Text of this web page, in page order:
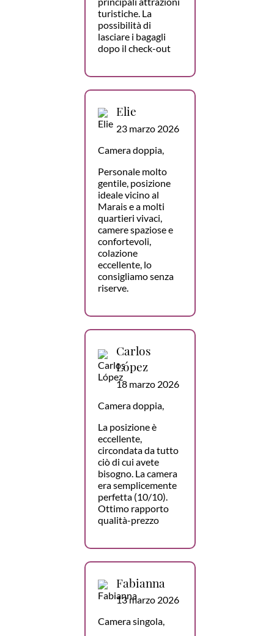
turistiche. La
possibilità di
lasciare i bagagli
dopo il check-out
Elie
23 marzo 2026
Camera doppia,
Personale molto
gentile, posizione
ideale vicino al
Marais e a molti
quartieri vivaci,
camere spaziose e
confortevoli,
colazione
eccellente, lo
consigliamo senza
riserve.
Carlos
López
18 marzo 2026
Camera doppia,
La posizione è
eccellente,
circondata da tutto
ciò di cui avete
bisogno. La camera
era semplicemente
perfetta (10/10).
Ottimo rapporto
qualità-prezzo
Fabianna
13 marzo 2026
Camera singola,